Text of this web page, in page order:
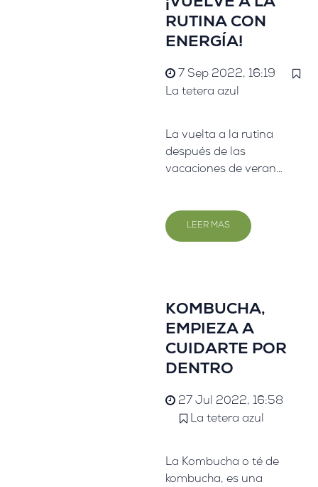
sector gastronómico y
nosotros no hemos
oportunidad de
mostrar lo que mejor
infusiones. ✨✨
RUTINA CON
ENERGÍA!
7 Sep 2022, 16:19
La tetera azul
La vuelta a la rutina
después de las
vacaciones de verano
hacer que nuestro
cuerpo y nuestro
ritmo
LEER MAS
KOMBUCHA,
EMPIEZA A
CUIDARTE POR
DENTRO
27 Jul 2022, 16:58
La tetera azul
La Kombucha o té de
kombucha, es una